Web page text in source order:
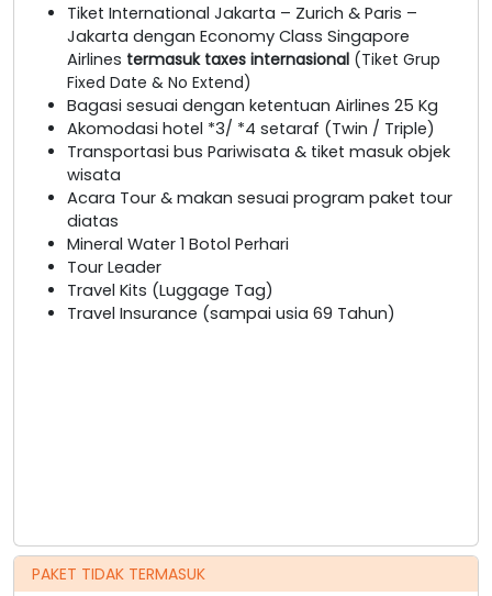
Tiket International Jakarta – Zurich & Paris –
Jakarta dengan Economy Class Singapore
Airlines termasuk taxes internasional (Tiket Grup
Fixed Date & No Extend)
Bagasi sesuai dengan ketentuan Airlines 25 Kg
Akomodasi hotel *3/ *4 setaraf (Twin / Triple)
Transportasi bus Pariwisata & tiket masuk objek
wisata
Acara Tour & makan sesuai program paket tour
diatas
Mineral Water 1 Botol Perhari
Tour Leader
Travel Kits (Luggage Tag)
Travel Insurance (sampai usia 69 Tahun)
PAKET TIDAK TERMASUK